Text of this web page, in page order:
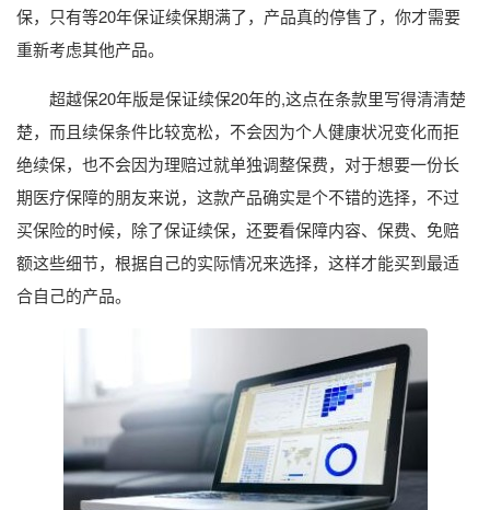
保，只有等20年保证续保期满了，产品真的停售了，你才需要
重新考虑其他产品。
超越保20年版是保证续保20年的,这点在条款里写得清清楚
楚，而且续保条件比较宽松，不会因为个人健康状况变化而拒
绝续保，也不会因为理赔过就单独调整保费，对于想要一份长
期医疗保障的朋友来说，这款产品确实是个不错的选择，不过
买保险的时候，除了保证续保，还要看保障内容、保费、免赔
额这些细节，根据自己的实际情况来选择，这样才能买到最适
合自己的产品。